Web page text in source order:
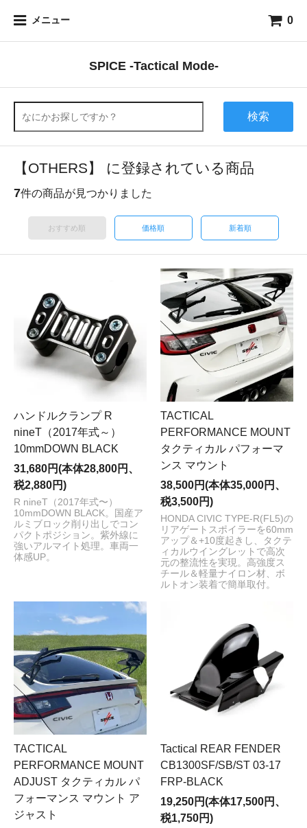
メニュー 0
SPICE -Tactical Mode-
検索
【OTHERS】 に登録されている商品
7件の商品が見つかりました
おすすめ順 価格順 新着順
ハンドルクランプ R
nineT（2017年式～）
10mmDOWN BLACK
31,680円(本体28,800円、
税2,880円)
R nineT（2017年式〜）
10mmDOWN BLACK。国産ア
ルミブロック削り出しでコン
パクトポジション。紫外線に
強いアルマイト処理。車両一
体感UP。
TACTICAL
PERFORMANCE MOUNT
タクティカル パフォーマ
ンス マウント
38,500円(本体35,000円、
税3,500円)
HONDA CIVIC TYPE-R(FL5)の
リアゲートスポイラーを60mm
アップ＆+10度起きし、タクテ
ィカルウイングレットで高次
元の整流性を実現。高強度ス
チール＆軽量ナイロン材、ボ
ルトオン装着で簡単取付。
TACTICAL
PERFORMANCE MOUNT
ADJUST タクティカル パ
フォーマンス マウント ア
ジャスト
Tactical REAR FENDER
CB1300SF/SB/ST 03-17
FRP-BLACK
19,250円(本体17,500円、
税1,750円)